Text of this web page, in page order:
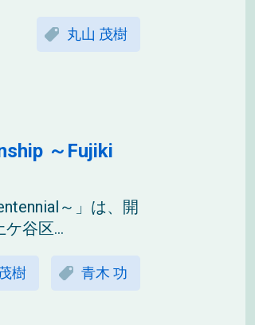
丸山 茂樹
～Fujiki
～」は、開
谷区...
樹 青木 功